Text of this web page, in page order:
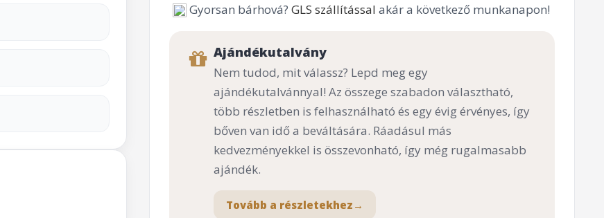
Gyorsan bárhová? GLS szállítással akár a következő munkanapon!
Ajándékutalvány
Nem tudod, mit válassz? Lepd meg egy
ajándékutalvánnyal! Az összege szabadon választható,
több részletben is felhasználható és egy évig érvényes, így
bőven van idő a beváltására. Ráadásul más
kedvezményekkel is összevonható, így még rugalmasabb
ajándék.
Tovább a részletekhez →